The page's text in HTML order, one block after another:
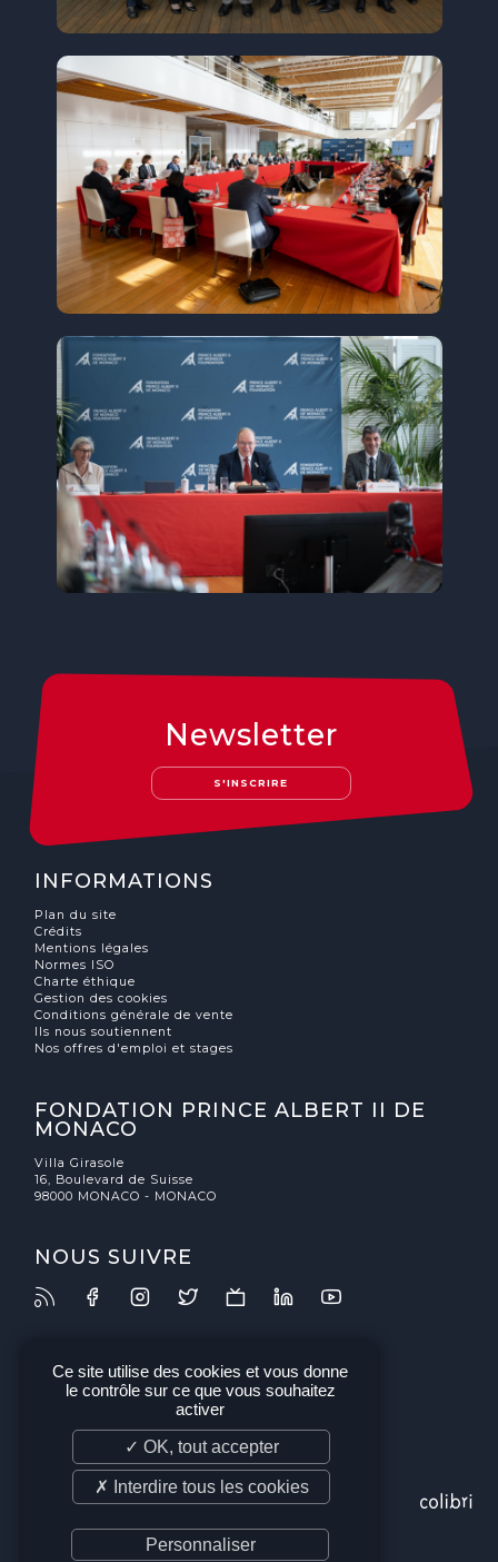
Newsletter
S'INSCRIRE
INFORMATIONS
Plan du site
Crédits
Mentions légales
Normes ISO
Charte éthique
Gestion des cookies
Conditions générale de vente
Ils nous soutiennent
Nos offres d'emploi et stages
FONDATION PRINCE ALBERT II DE
MONACO
Villa Girasole
16, Boulevard de Suisse
98000 MONACO - MONACO
NOUS SUIVRE
Ce site utilise des cookies et vous donne
le contrôle sur ce que vous souhaitez
activer
✓ OK, tout accepter
✗ Interdire tous les cookies
Personnaliser